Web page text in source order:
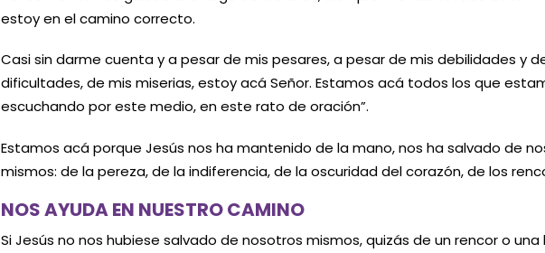
estoy en el camino correcto.
Casi sin darme cuenta y a pesar de mis pesares, a pesar de mis debilidades y
dificultades, de mis miserias, estoy acá Señor. Estamos acá todos los que
escuchando por este medio, en este rato de oración”.
Estamos acá porque Jesús nos ha mantenido de la mano, nos ha salvado de
mismos: de la pereza, de la indiferencia, de la oscuridad del corazón, de los
NOS AYUDA EN NUESTRO CAMINO
Si Jesús no nos hubiese salvado de nosotros mismos, quizás de un rencor o una